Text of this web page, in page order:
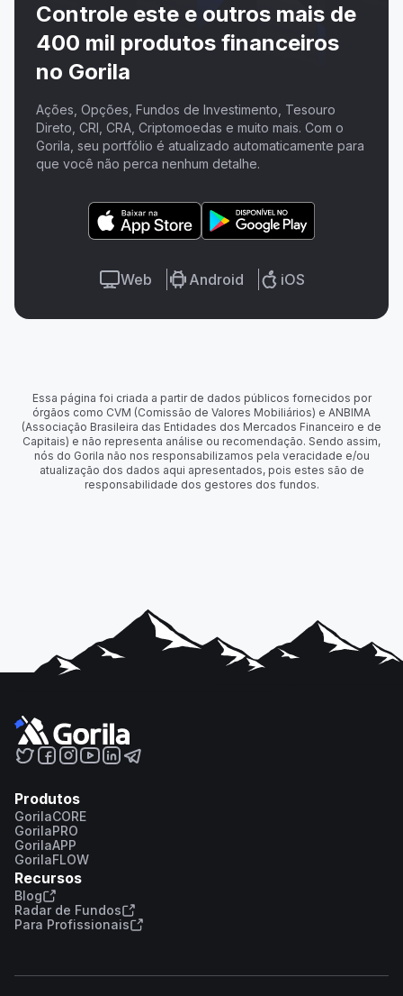
Controle este e outros mais de
400 mil produtos financeiros
no Gorila
Ações, Opções, Fundos de Investimento, Tesouro
Direto, CRI, CRA, Criptomoedas e muito mais. Com o
Gorila, seu portfólio é atualizado automaticamente para
que você não perca nenhum detalhe.
Web Android iOS
Essa página foi criada a partir de dados públicos fornecidos por
órgãos como CVM (Comissão de Valores Mobiliários) e ANBIMA
(Associação Brasileira das Entidades dos Mercados Financeiro e de
Capitais) e não representa análise ou recomendação. Sendo assim,
nós do Gorila não nos responsabilizamos pela veracidade e/ou
atualização dos dados aqui apresentados, pois estes são de
responsabilidade dos gestores dos fundos.
Produtos
GorilaCORE
GorilaPRO
GorilaAPP
GorilaFLOW
Recursos
Blog
Radar de Fundos
Para Profissionais